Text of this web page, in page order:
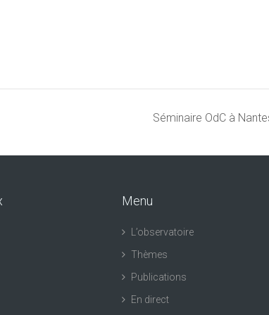
Séminaire OdC à
Menu
L’observatoire
Thèmes
Publications
En direct